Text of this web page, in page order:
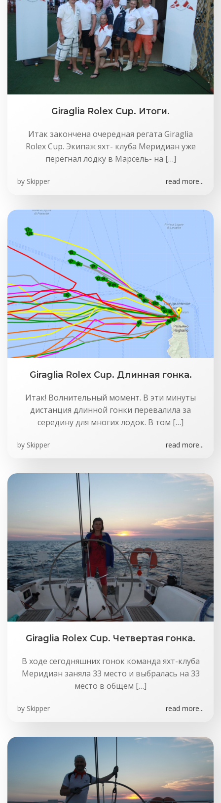
Giraglia Rolex Cup. Итоги.
Итак закончена очередная регата Giraglia
Rolex Cup. Экипаж яхт- клуба Меридиан уже
перегнал лодку в Марсель- на […]
by Skipper read more...
Giraglia Rolex Cup. Длинная гонка.
Итак! Волнительный момент. В эти минуты
дистанция длинной гонки перевалила за
середину для многих лодок. В том […]
by Skipper read more...
Giraglia Rolex Cup. Четвертая гонка.
В ходе сегодняшних гонок команда яхт-клуба
Меридиан заняла 33 место и выбралась на 33
место в общем […]
by Skipper read more...